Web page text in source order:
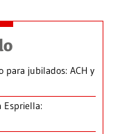
para jubilados: ACH y
Espriella: